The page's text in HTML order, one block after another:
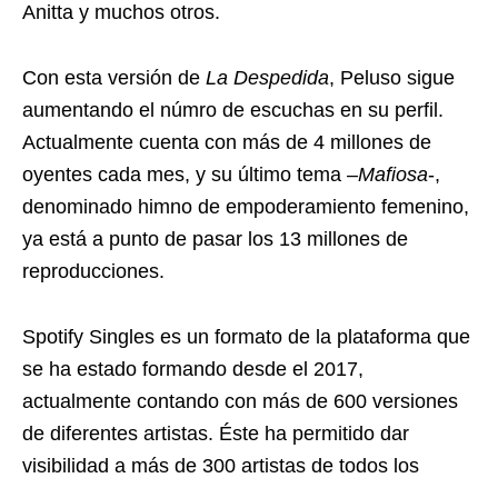
Anitta y muchos otros.
Con esta versión de La Despedida, Peluso sigue
aumentando el númro de escuchas en su perfil.
Actualmente cuenta con más de 4 millones de
oyentes cada mes, y su último tema –Mafiosa-,
denominado himno de empoderamiento femenino,
ya está a punto de pasar los 13 millones de
reproducciones.
Spotify Singles es un formato de la plataforma que
se ha estado formando desde el 2017,
actualmente contando con más de 600 versiones
de diferentes artistas. Éste ha permitido dar
visibilidad a más de 300 artistas de todos los